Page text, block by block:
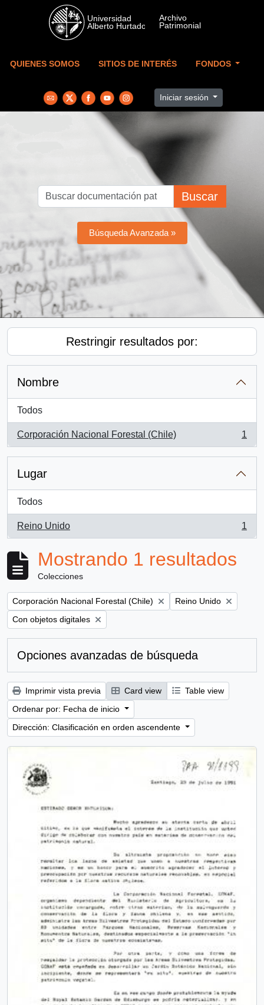
Skip to main content
QUIENES SOMOS SITIOS DE INTERÉS FONDOS
Iniciar sesión
Buscar
Búsqueda Avanzada »
Restringir resultados por:
Nombre
Todos
Corporación Nacional Forestal (Chile)
, 1 resultados
1
Lugar
Todos
Reino Unido
, 1 resultados
1
Mostrando 1 resultados
Colecciones
Remove filter:
Corporación Nacional Forestal (Chile) Remove filter:
Reino Unido
Remove filter:
Con objetos digitales
Opciones avanzadas de búsqueda
Imprimir vista previa Card view
Table view
Ordenar por: Fecha de inicio
Dirección: Clasificación en orden ascendente